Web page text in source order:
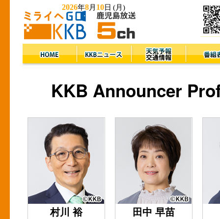
2026年8月 10日 (月)
KKB Announcer
村川 裕 田中 早苗